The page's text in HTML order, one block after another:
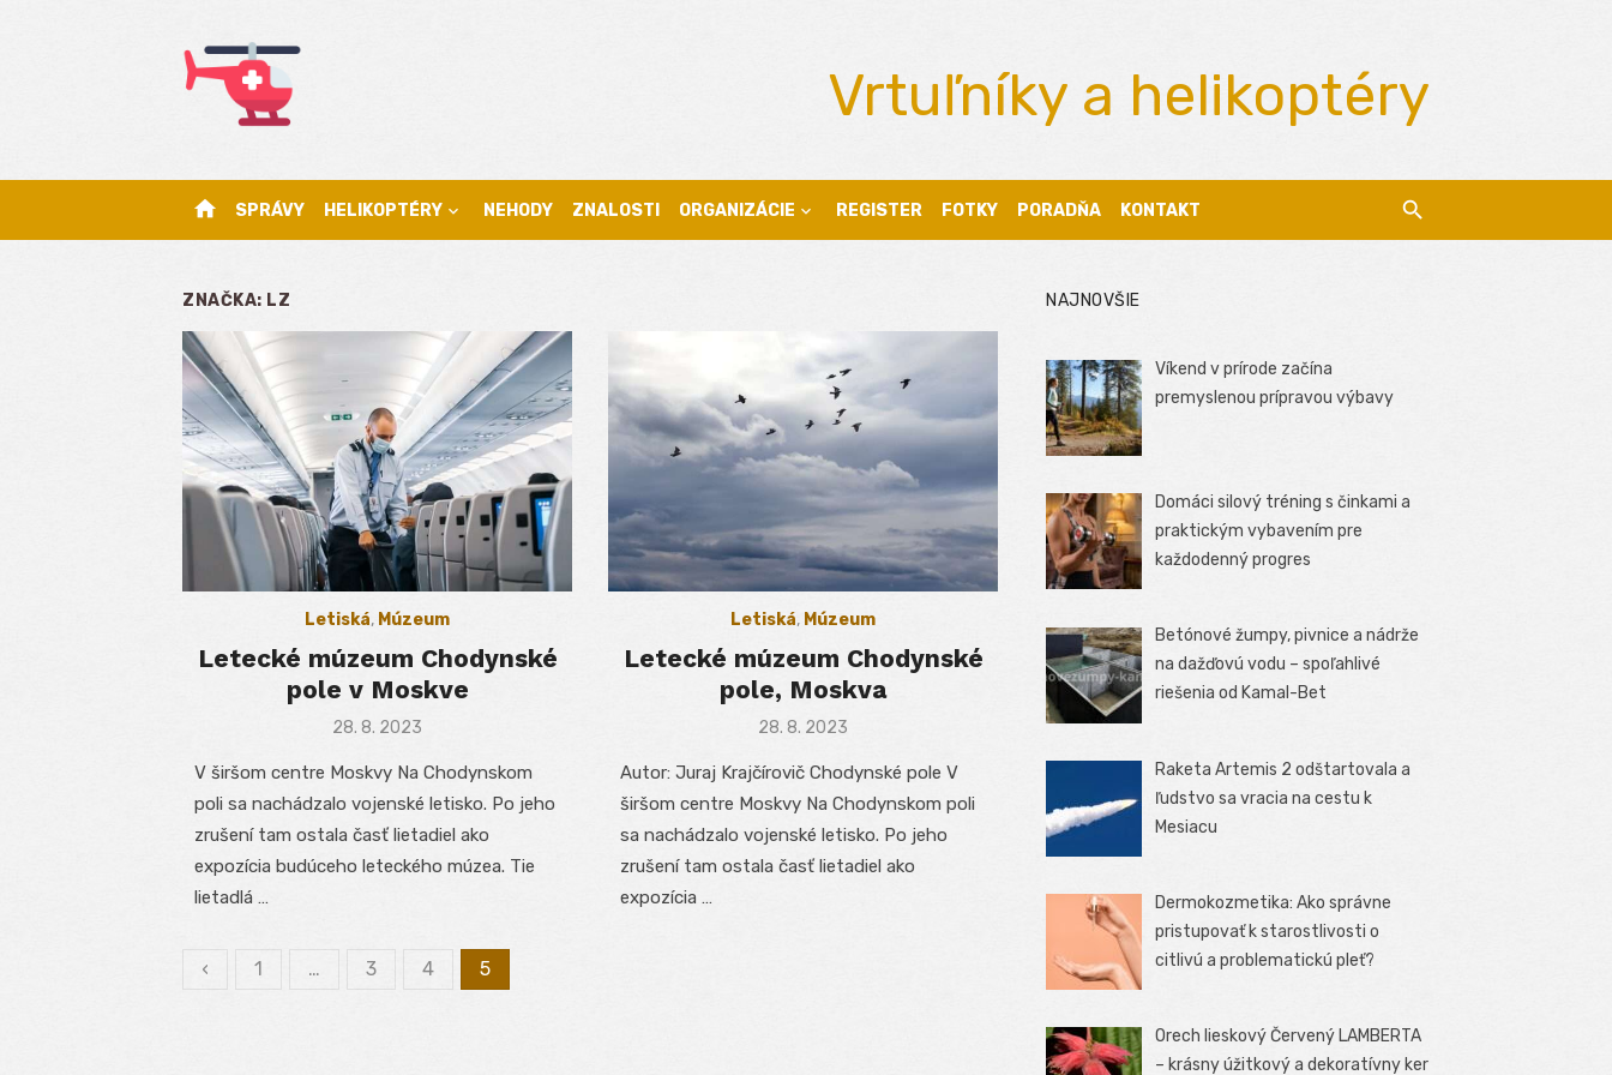
Vrtuľníky a helikoptéry
home SPRÁVY HELIKOPTÉRY NEHODY ZNALOSTI ORGANIZÁCIE REGISTER FOTKY PORADŇA KONTAKT
ZNAČKA: LZ
Letiská, Múzeum
Letecké múzeum Chodynské
pole v Moskve
Posted
28. 8. 2023
V širšom centre Moskvy Na Chodynskom
poli sa nachádzalo vojenské letisko. Po jeho
zrušení tam ostala časť lietadiel ako
expozícia budúceho leteckého múzea. Tie
lietadlá …
Letiská, Múzeum
Letecké múzeum Chodynské
pole, Moskva
Posted
28. 8. 2023
Autor: Juraj Krajčírovič Chodynské pole V
širšom centre Moskvy Na Chodynskom poli
sa nachádzalo vojenské letisko. Po jeho
zrušení tam ostala časť lietadiel ako
expozícia …
Stránkovanie
‹ 1 … 3 4 5
NAJNOVŠIE
Víkend v prírode začína
premyslenou prípravou výbavy
Domáci silový tréning s činkami a
praktickým vybavením pre
každodenný progres
Betónové žumpy, pivnice a nádrže
na dažďovú vodu – spoľahlivé
riešenia od Kamal-Bet
Raketa Artemis 2 odštartovala a
ľudstvo sa vracia na cestu k
Mesiacu
Dermokozmetika: Ako správne
pristupovať k starostlivosti o
citlivú a problematickú pleť?
Orech lieskový Červený LAMBERTA
– krásny úžitkový a dekoratívny ker